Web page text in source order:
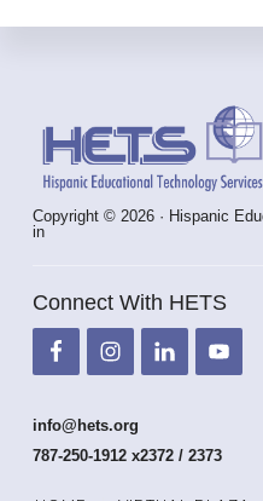
Copyright © 2026 · Hispanic
in
Connect With HETS
info@hets.org
787-250-1912 x2372 / 2373